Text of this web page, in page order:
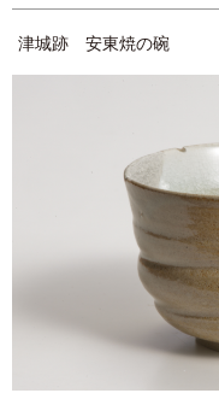
津城跡 安東焼の碗